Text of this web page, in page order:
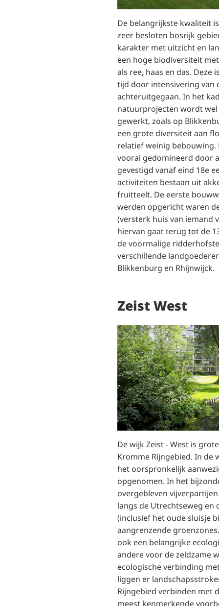
De belangrijkste kwaliteit
zeer besloten bosrijk
karakter met uitzicht en
een hoge biodiversiteit
als ree, haas en das. Deze
tijd door intensivering van
achteruitgegaan. In het
natuurprojecten wordt
gewerkt, zoals op
een grote diversiteit aan
relatief weinig
vooral gedomineerd door
gevestigd vanaf eind 18e
activiteiten bestaan uit
fruitteelt. De eerste
werden opgericht waren
(versterk huis van iemand
hiervan gaat terug tot de
de voormalige
verschillende
Blikkenburg en Rhijnwijck.
Zeist West
De wijk Zeist - West is
Kromme Rijngebied. In de
het oorspronkelijk
opgenomen. In het
overgebleven
langs de Utrechtseweg en
(inclusief het oude sluisje
aangrenzende
ook een belangrijke
andere voor de zeldzame
ecologische verbinding
liggen er
Rijngebied verbinden met
meest kenmerkende